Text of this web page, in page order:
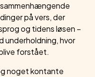
på vers, der
og tidens løsen –
underholdning, hvor
forstået.
noget kontante